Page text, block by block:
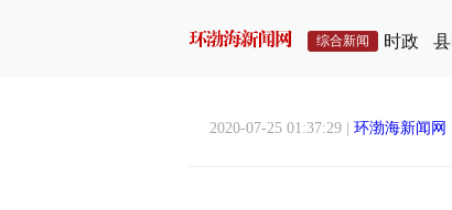
综合新闻 时政
2020-07-25 01:37:29 | 环渤海新闻网